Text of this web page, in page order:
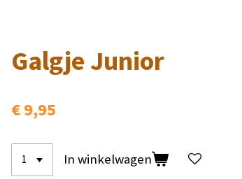
Galgje Junior
€ 9,95
In winkelwagen